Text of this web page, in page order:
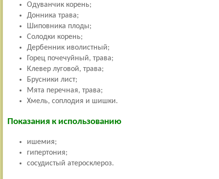
Одуванчик корень;
Донника трава;
Шиповника плоды;
Солодки корень;
Дербенник иволистный;
Горец почечуйный, трава;
Клевер луговой, трава;
Брусники лист;
Мята перечная, трава;
Хмель, соплодия и шишки.
Показания к использованию
ишемия;
гипертония;
сосудистый атеросклероз.